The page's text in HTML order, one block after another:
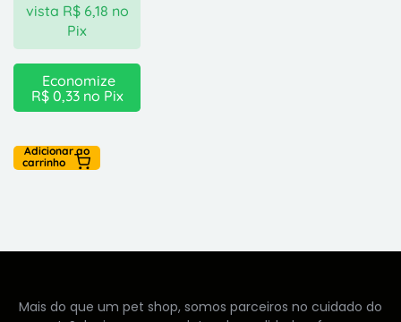
vista R$6,18 no
Pix
Economize
R$0,33no Pix
Adicionar ao
carrinho
Mais do que um pet shop, somos parceiros no cuidado do